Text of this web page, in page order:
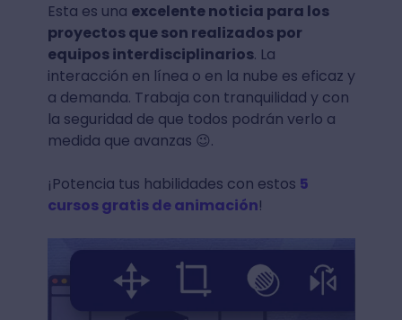
Esta es una excelente noticia para los
proyectos que son realizados por
equipos interdisciplinarios. La
interacción en línea o en la nube es eficaz y
a demanda. Trabaja con tranquilidad y con
la seguridad de que todos podrán verlo a
medida que avanzas 😉.
¡Potencia tus habilidades con estos 5
cursos gratis de animación!